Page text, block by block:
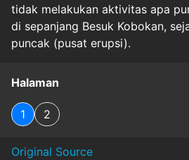
tidak melakukan aktivitas apa
di sepanjang Besuk Kobokan,
puncak (pusat erupsi).
Halaman
1 2
Original Source